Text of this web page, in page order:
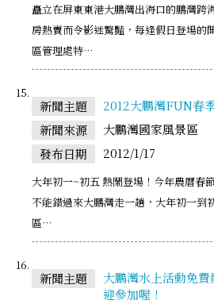
矗立在屏東東港大鵬灣出海口的鵬灣跨
房熱賣而令影迷驚豔，每逢假日登場的
區管理處特…
新聞主題
2012大鵬灣FUN春
新聞來源
大鵬灣國家風景區
發布日期
2012/1/17
大年初一~初五 熱鬧登場！今年農曆春
不能錯過來大鵬灣走一趟，大年初一到
區…
新聞主題
大鵬灣水上活動免
迎參加喔！